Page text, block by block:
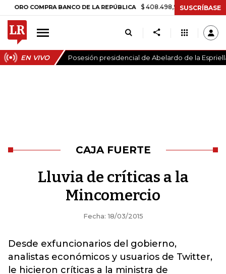
COMPRA BANCO DE LA REPÚBLICA $ 408.498,97 +$ 8.753,81 +2,19%
SUSCRÍBASE
EN VIVO Posesión presidencial de Abelardo de la
CAJA FUERTE
Lluvia de críticas a la
Mincomercio
Fecha: 18/03/2015
Desde exfuncionarios del gobierno,
analistas económicos y usuarios de Twitter,
le hicieron críticas a la ministra de